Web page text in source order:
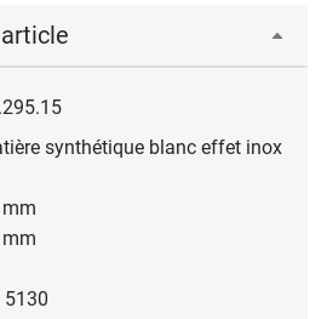
un léger mouvement rotatif. La
en location!
synthétique blanc effet inox
5130